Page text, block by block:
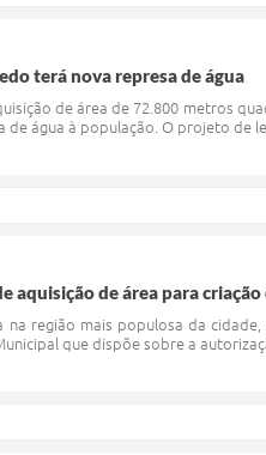
terá nova represa de água
de área de 72.800 metros
água à população. O projeto de
de área para criação
na região mais populosa da
que dispõe sobre a